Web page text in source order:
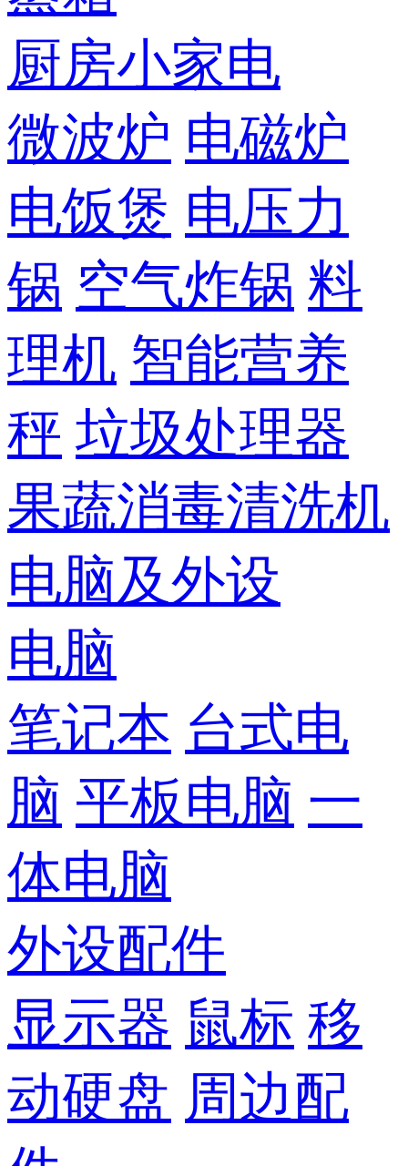
厨房小家电
微波炉 电磁炉
电饭煲 电压力
锅 空气炸锅 料
理机 智能营养
秤 垃圾处理器
果蔬消毒清洗机
电脑及外设
电脑
笔记本 台式电
脑 平板电脑 一
体电脑
外设配件
显示器 鼠标 移
动硬盘 周边配